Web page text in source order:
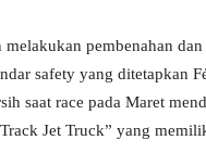
pembenahan
safety yang ditetapkan
saat race pada Maret
Jet Truck” yang